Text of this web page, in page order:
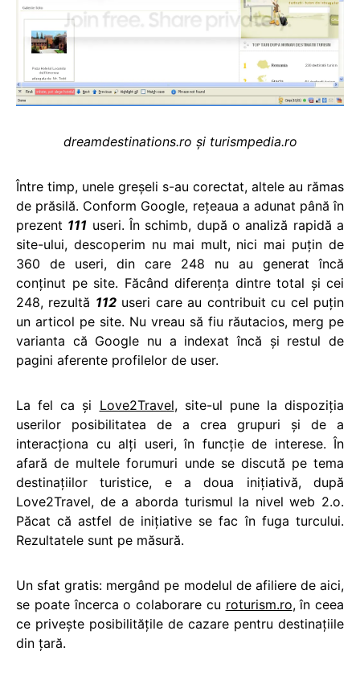
dreamdestinations.ro şi turismpedia.ro
Între timp, unele greşeli s-au corectat, altele au rămas
de prăsilă. Conform Google, reţeaua a adunat până în
prezent 111 useri. În schimb, după o analiză rapidă a
site-ului, descoperim nu mai mult, nici mai puţin de
360 de useri, din care 248 nu au generat încă
conţinut pe site. Făcând diferenţa dintre total şi cei
248, rezultă 112useri care au contribuit cu cel puţin
un articol pe site. Nu vreau să fiu răutacios, merg pe
varianta că Google nu a indexat încă şi restul de
pagini aferente profilelor de user.
La fel ca şi Love2Travel, site-ul pune la dispoziţia
userilor posibilitatea de a crea grupuri şi de a
interacţiona cu alţi useri, în funcţie de interese. În
afară de multele forumuri unde se discută pe tema
destinaţiilor turistice, e a doua iniţiativă, după
Love2Travel, de a aborda turismul la nivel web 2.o.
Păcat că astfel de iniţiative se fac în fuga turcului.
Rezultatele sunt pe măsură.
Un sfat gratis: mergând pe modelul de afiliere de aici,
se poate încerca o colaborare cu roturism.ro, în ceea
ce priveşte posibilităţile de cazare pentru destinaţiile
din ţară.